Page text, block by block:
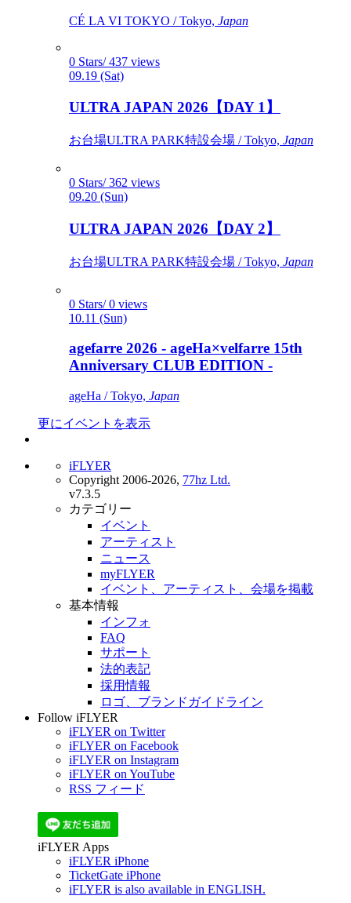
CÉ LA VI TOKYO / Tokyo, Japan
0 Stars/ 437 views
09.19 (Sat)
ULTRA JAPAN 2026【DAY 1】
お台場ULTRA PARK特設会場 / Tokyo, Japan
0 Stars/ 362 views
09.20 (Sun)
ULTRA JAPAN 2026【DAY 2】
お台場ULTRA PARK特設会場 / Tokyo, Japan
0 Stars/ 0 views
10.11 (Sun)
agefarre 2026 - ageHa×velfarre 15th
Anniversary CLUB EDITION -
ageHa / Tokyo, Japan
更にイベントを表示
iFLYER
Copyright 2006-2026, 77hz Ltd.
v7.3.5
カテゴリー
イベント
アーティスト
ニュース
myFLYER
イベント、アーティスト、会場を掲載
基本情報
インフォ
FAQ
サポート
法的表記
採用情報
ロゴ、ブランドガイドライン
Follow iFLYER
iFLYER on Twitter
iFLYER on Facebook
iFLYER on Instagram
iFLYER on YouTube
RSS フィード
iFLYER Apps
iFLYER iPhone
TicketGate iPhone
iFLYER is also available in ENGLISH.